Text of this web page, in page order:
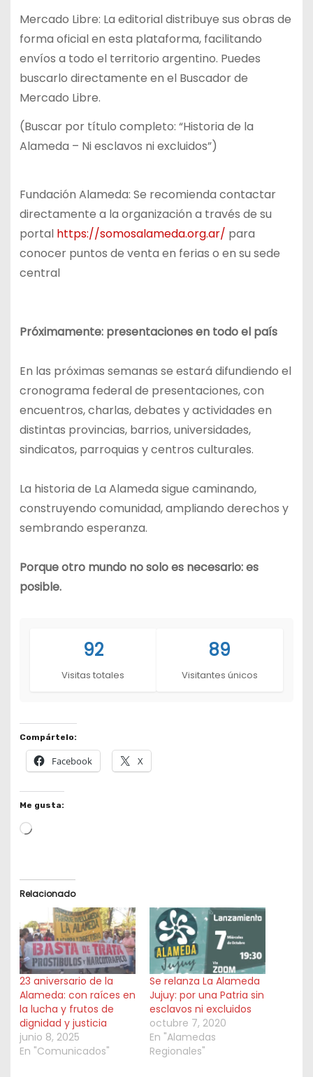
Mercado Libre: La editorial distribuye sus obras de
forma oficial en esta plataforma, facilitando
envíos a todo el territorio argentino. Puedes
buscarlo directamente en el Buscador de
Mercado Libre.
(Buscar por título completo: “Historia de la
Alameda – Ni esclavos ni excluidos”)
Fundación Alameda: Se recomienda contactar
directamente a la organización a través de su
portal https://somosalameda.org.ar/ para
conocer puntos de venta en ferias o en su sede
central
Próximamente: presentaciones en todo el país
En las próximas semanas se estará difundiendo el
cronograma federal de presentaciones, con
encuentros, charlas, debates y actividades en
distintas provincias, barrios, universidades,
sindicatos, parroquias y centros culturales.
La historia de La Alameda sigue caminando,
construyendo comunidad, ampliando derechos y
sembrando esperanza.
Porque otro mundo no solo es necesario: es
posible.
92
Visitas totales
89
Visitantes únicos
Compártelo:
Facebook X
Me gusta:
L
d
n
g
…
Relacionado
23 aniversario de la
Alameda: con raíces en
la lucha y frutos de
dignidad y justicia
junio 8, 2025
En "Comunicados"
Se relanza La Alameda
Jujuy: por una Patria sin
esclavos ni excluidos
octubre 7, 2020
En "Alamedas
Regionales"